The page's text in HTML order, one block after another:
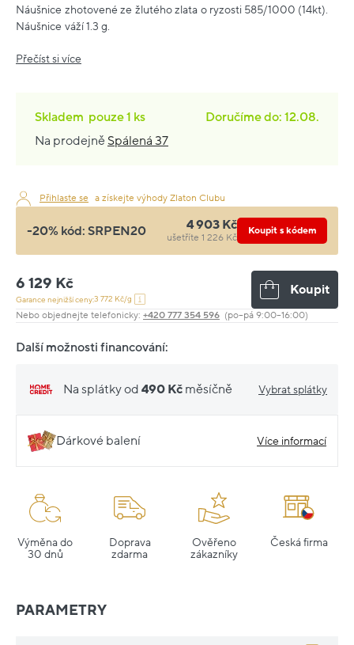
Náušnice zhotovené ze žlutého zlata o ryzosti 585/1000 (14kt).
Náušnice váží 1.3 g.
Přečíst si více
Skladem pouze1 ks
Doručíme do: 12.08.
Na prodejně Spálená 37
Přihlaste se a získejte výhody Zlaton Clubu
-20% kód: SRPEN20 4 903 Kč
ušetříte 1 226 Kč
Koupit s kódem
6 129 Kč
Garance nejnižší ceny:3 772 Kč/g
Koupit
Nebo objednejte telefonicky: +420 777 354 596 (po–pá 9:00–16:00)
Další možnosti financování:
Na splátky od 490 Kč měsíčně Vybrat splátky
Dárkové balení Více informací
Výměna do
30 dnů
Doprava
zdarma
Ověřeno
zákazníky
Česká firma
PARAMETRY